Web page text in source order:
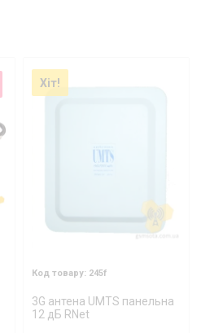
Хіт!
245f
3G антена UMTS панельна
12 дБ RNet